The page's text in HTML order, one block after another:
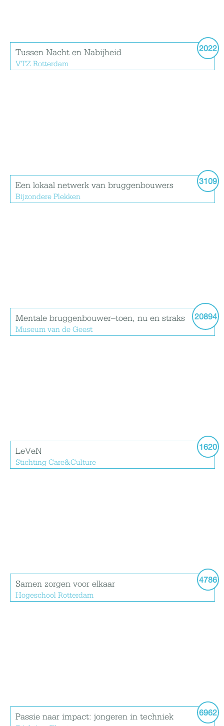
2022
Tussen Nacht en Nabijheid
VTZ Rotterdam
3109
Een lokaal netwerk van bruggenbouwers
Bijzondere Plekken
20894
Mentale bruggenbouwer–toen, nu en straks
Museum van de Geest
1620
LeVeN
Stichting Care&Culture
4786
Samen zorgen voor elkaar
Hogeschool Rotterdam
6962
Passie naar impact: jongeren in techniek